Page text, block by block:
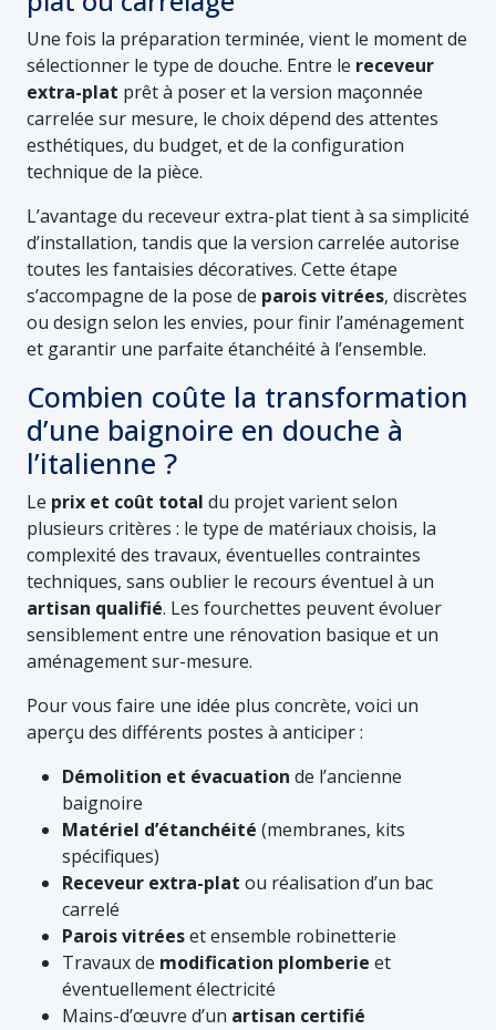
Une fois la préparation terminée, vient le moment de
sélectionner le type de douche. Entre le receveur
extra-plat prêt à poser et la version maçonnée
carrelée sur mesure, le choix dépend des attentes
esthétiques, du budget, et de la configuration
technique de la pièce.
L’avantage du receveur extra-plat tient à sa simplicité
d’installation, tandis que la version carrelée autorise
toutes les fantaisies décoratives. Cette étape
s’accompagne de la pose de parois vitrées, discrètes
ou design selon les envies, pour finir l’aménagement
et garantir une parfaite étanchéité à l’ensemble.
Combien coûte la transformation
d’une baignoire en douche à
l’italienne ?
Le prix et coût total du projet varient selon
plusieurs critères : le type de matériaux choisis, la
complexité des travaux, éventuelles contraintes
techniques, sans oublier le recours éventuel à un
artisan qualifié. Les fourchettes peuvent évoluer
sensiblement entre une rénovation basique et un
aménagement sur-mesure.
Pour vous faire une idée plus concrète, voici un
aperçu des différents postes à anticiper :
Démolition et évacuation de l’ancienne
baignoire
Matériel d’étanchéité (membranes, kits
spécifiques)
Receveur extra-plat ou réalisation d’un bac
carrelé
Parois vitréeset ensemble robinetterie
Travaux de modification plomberie et
éventuellement électricité
Mains-d’œuvre d’un artisan certifié